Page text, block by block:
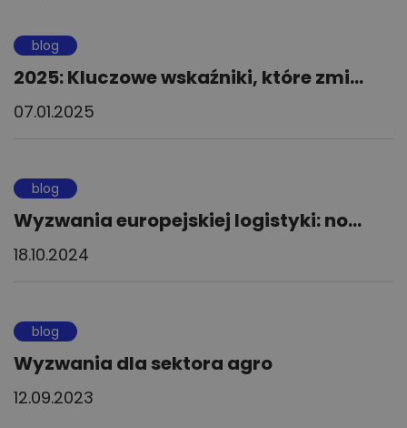
blog
2025: Kluczowe wskaźniki, które zmi...
07.01.2025
blog
Wyzwania europejskiej logistyki: no...
18.10.2024
blog
Wyzwania dla sektora agro
12.09.2023